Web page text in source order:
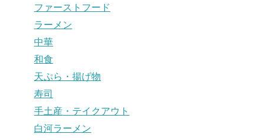
ファーストフード
ラーメン
中華
和食
天ぷら・揚げ物
寿司
手土産・テイクアウト
白河ラーメン